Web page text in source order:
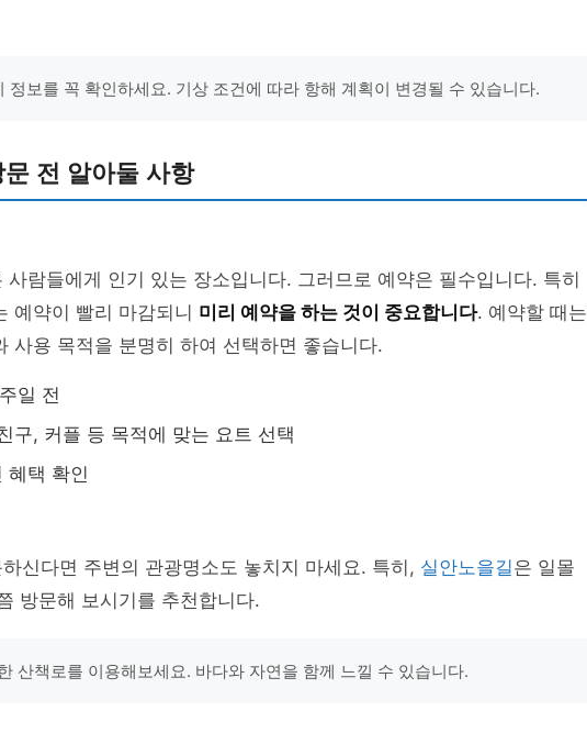
정보를 꼭 확인하세요. 기상 조건에 따라 항해 계획이 변경될 수 있습니다.
전 알아둘 사항
사람들에게 인기 있는 장소입니다. 그러므로 예약은 필수입니다. 특히
예약이 빨리 마감되니 미리 예약을 하는 것이 중요합니다. 예약할 때는
사용 목적을 분명히 하여 선택하면 좋습니다.
일 전
구, 커플 등 목적에 맞는 요트 선택
혜택 확인
신다면 주변의 관광명소도 놓치지 마세요. 특히, 실안노을길은 일몰
방문해 보시기를 추천합니다.
산책로를 이용해보세요. 바다와 자연을 함께 느낄 수 있습니다.